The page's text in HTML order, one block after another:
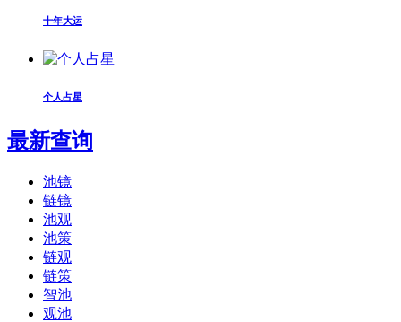
十年大运
个人占星
最新查询
池镜
链镜
池观
池策
链观
链策
智池
观池